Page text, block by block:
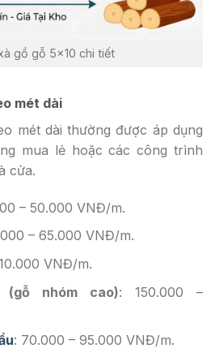
gồ gỗ 5×10 chi tiết
mét dài
mét dài thường được áp dụng
mua lẻ hoặc các công trình
cửa.
– 50.000 VNĐ/m.
– 65.000 VNĐ/m.
VNĐ/m.
(gỗ nhóm cao): 150.000 –
: 70.000 – 95.000 VNĐ/m.